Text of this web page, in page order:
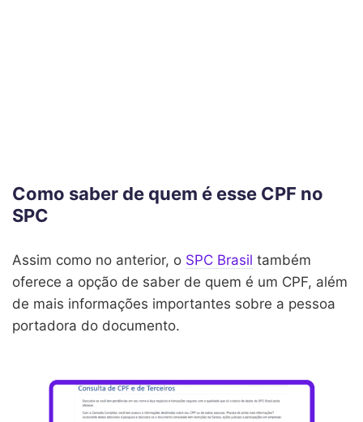
Como saber de quem é esse CPF no
SPC
Assim como no anterior, o SPC Brasil também
oferece a opção de saber de quem é um CPF, além
de mais informações importantes sobre a pessoa
portadora do documento.